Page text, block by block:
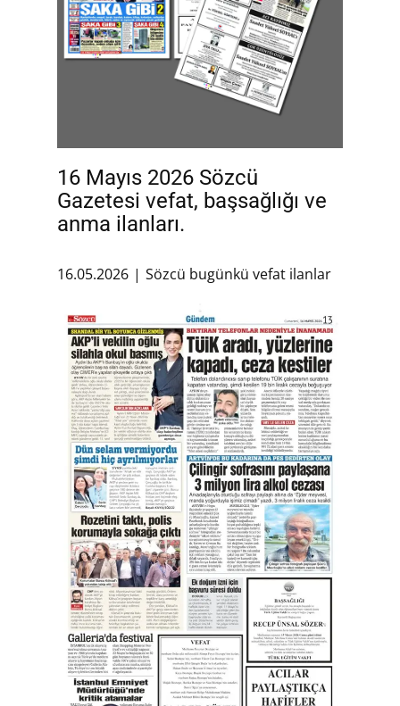
16 Mayıs 2026 Sözcü
Gazetesi vefat, başsağlığı ve
anma ilanları.
16.05.2026 Sözcü bugünkü vefat ilanlar